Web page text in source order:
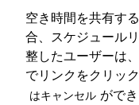
空き時間を共有す
合、スケジュール
整したユーザーは
でリンクをクリック
はキャンセル がで